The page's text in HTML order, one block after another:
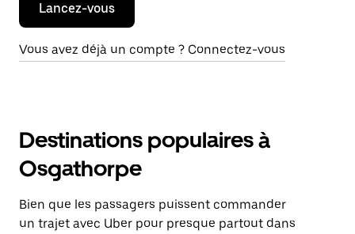
Lancez-vous
Vous avez déjà un compte ? Connectez-vous
Destinations populaires à
Osgathorpe
Bien que les passagers puissent commander
un trajet avec Uber pour presque partout dans